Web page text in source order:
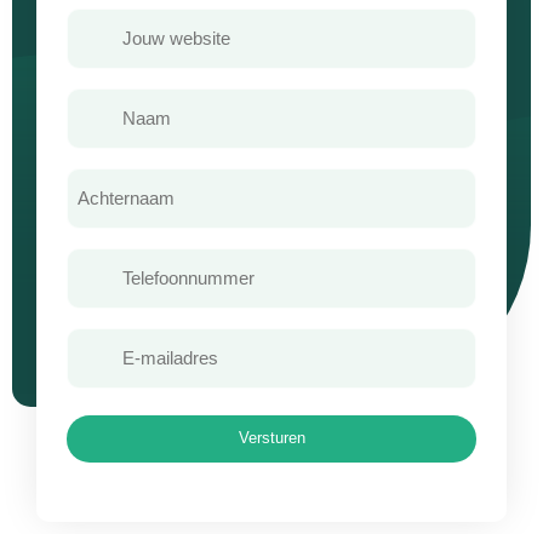
website
mailadres
Versturen